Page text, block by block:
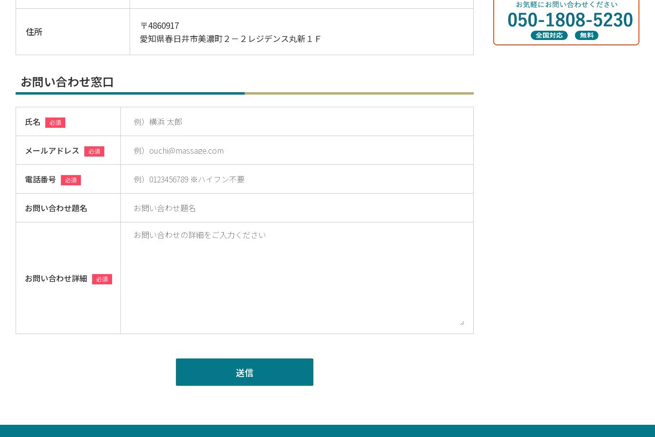
住所
〒4860917
愛知県春日井市美濃町２－２レジデンス丸新１Ｆ
お問い合わせ窓口
氏名 必須
メールアドレス 必須
電話番号 必須
お問い合わせ題名
お問い合わせ詳細 必須